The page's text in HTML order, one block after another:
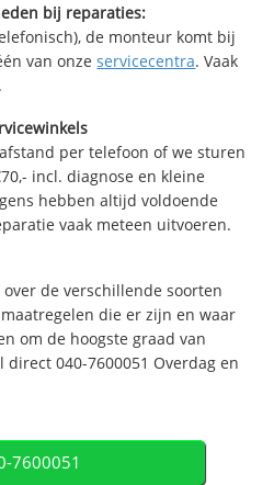
bij reparaties:
de monteur komt bij
van onzeservicecentra. Vaak
per telefoon of we sturen
incl. diagnose en kleine
hebben altijd voldoende
vaak meteen uitvoeren.
de verschillende soorten
die er zijn en waar
om de hoogste graad van
040-7600051 Overdag en
7600051